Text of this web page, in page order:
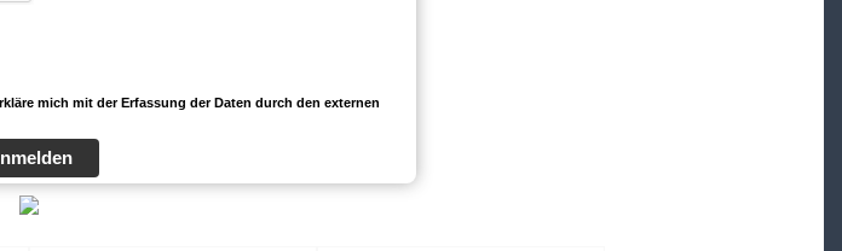
mich mit der Erfassung der Daten durch den externen